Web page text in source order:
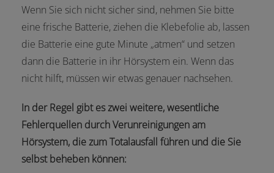
Wenn Sie sich nicht sicher sind, nehmen Sie bitte
eine frische Batterie, ziehen die Klebefolie ab, lassen
die Batterie eine gute Minute „atmen“ und setzen
dann die Batterie in ihr Hörsystem ein. Wenn das
nicht hilft, müssen wir etwas genauer nachsehen.
In der Regel gibt es zwei weitere, wesentliche
Fehlerquellen durch Verunreinigungen am
Hörsystem, die zum Totalausfall führen und die Sie
selbst beheben können: